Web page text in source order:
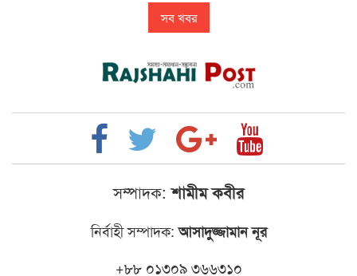
সব খবর
সম্পাদক: শামীম কবীর
নির্বাহী সম্পাদক:আসাদুজ্জামান নূর
+৮৮ ০১৩০৯ ৩৬৬৩১০